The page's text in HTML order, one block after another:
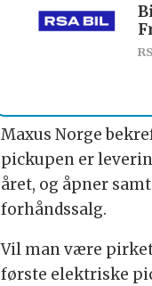
Maxus Norge
pickupen er
året, og åpner
forhåndssalg.
Vil man være
første elektriske